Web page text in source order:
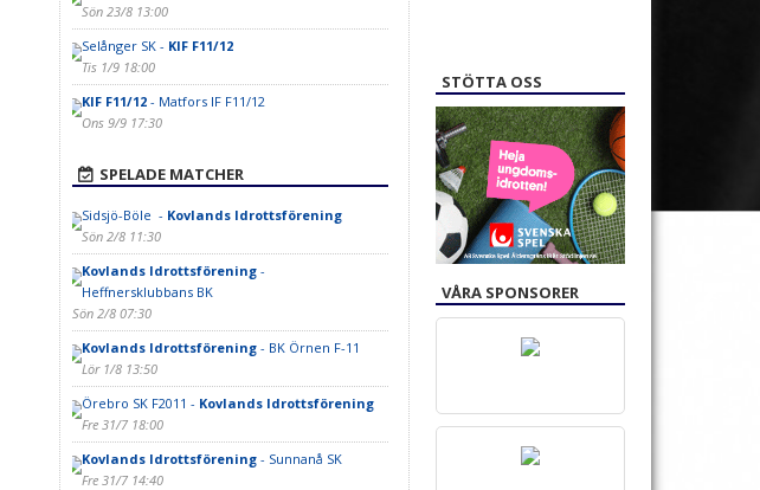
Sön 23/8 13:00
Selånger SK - KIF F11/12
Tis 1/9 18:00
KIF F11/12- Matfors IF F11/12
Ons 9/9 17:30
SPELADE MATCHER
Sidsjö-Böle - Kovlands Idrottsförening
Sön 2/8 11:30
Kovlands Idrottsförening-
Heffnersklubbans BK
Sön 2/8 07:30
Kovlands Idrottsförening- BK Örnen F-11
Lör 1/8 13:50
Örebro SK F2011 - Kovlands Idrottsförening
Fre 31/7 18:00
Kovlands Idrottsförening- Sunnanå SK
Fre 31/7 14:40
STÖTTA OSS
VÅRA SPONSORER